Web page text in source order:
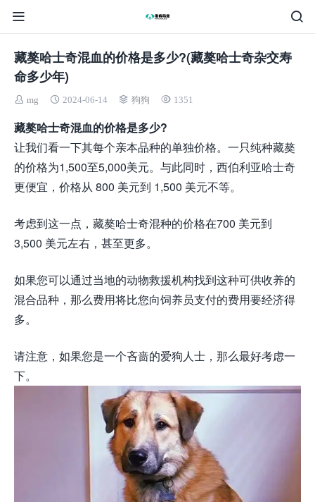
藏獒哈士奇混血的价格是多少?(藏獒哈士奇杂交寿
命多少年)
mg 2024-06-14 狗狗 1351
藏獒哈士奇混血的价格是多少?
让我们看一下其每个亲本品种的单独价格。一只纯种藏獒
的价格为1,500至5,000美元。与此同时，西伯利亚哈士奇
更便宜，价格从 800 美元到 1,500 美元不等。
考虑到这一点，藏獒哈士奇混种的价格在700 美元到
3,500 美元左右，甚至更多。
如果您可以通过当地的动物救援机构找到这种可供收养的
混合品种，那么费用将比您向饲养员支付的费用要经济得
多。
请注意，如果您是一个吝啬的爱狗人士，那么最好考虑一
下。